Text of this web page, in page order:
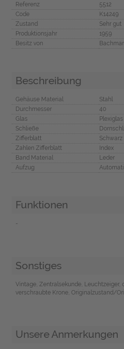
Referenz
5512
Code
K14249
Zustand
Sehr gut
Produktionsjahr
1959
Besitz von
Beschreibung
Gehäuse Material
Stahl
Durchmesser
40
Glas
Plexiglas
Schließe
Zifferblatt
Schwarz
Zahlen Zifferblatt
Index
Band Material
Leder
Aufzug
Funktionen
-
Sonstiges
Vintage, Zentralsekunde, Leuchtzeiger,
verschraubte Krone, Originalzustand/
Unsere Anmerkungen